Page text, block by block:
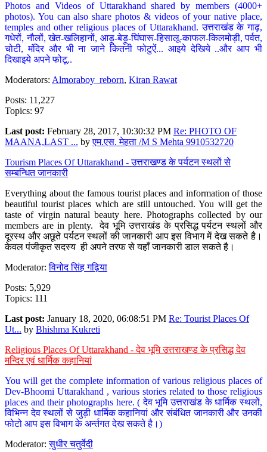
Photos and Videos of Uttarakhand shared by members (4000+
photos). You can also share photos & videos of your native place,
temples and other religious places of Uttarakhand. उत्तराखंड के गाढ़,
गधेरों, नौलों, खेत-खलिहानों, आड़ू-बेड़ू-घिंघारू-हिसालू-काफल-किलमोड़ी, पर्वत,
चोटी, मंदिर और भी ना जाने कितनी फोटुऐं... आइये देखिये ..और आप भी
दिखाइये अपने फोटू..
Moderators: Almoraboy_reborn, Kiran Rawat
Posts: 11,227
Topics: 97
Last post: February 28, 2017, 10:30:32 PM Re: PHOTO OF
MAANA,LAST ... byएम.एस. मेहता /M S Mehta 9910532720
Tourism Places Of Uttarakhand - उत्तराखण्ड के पर्यटन स्थलों से
सम्बन्धित जानकारी
Everything about the famous tourist places and information of those
beautiful tourist places which are still untouched. You will get the
taste of virgin natural beauty here. Photographs collected by our
members are in plenty. देव भूमि उत्तराखंड के प्रसिद्ध पर्यटन स्थलों और
दूरस्थ और अछूते पर्यटन स्थलों की जानकारी आप इस विभाग में देख सकते है।
केवल पंजीकृत सदस्य ही अपने तरफ से यहाँ जानकारी डाल सकते है।
Moderator:विनोद सिंह गढ़िया
Posts: 5,929
Topics: 111
Last post: January 18, 2020, 06:08:51 PM Re: Tourist Places Of
Ut... by Bhishma Kukreti
Religious Places Of Uttarakhand - देव भूमि उत्तराखण्ड के प्रसिद्ध देव
मन्दिर एवं धार्मिक कहानियां
You will get the complete information of various religious places of
Dev-Bhoomi Uttarakhand , various stories related to those religious
places and their photographs here. ( देव भूमि उत्तराखंड के धार्मिक स्थलों,
विभिन्न देव स्थलों से जुड़ी धार्मिक कहानियां और संबंधित जानकारी और उनकी
फोटो आप इस विभाग के अर्न्तगत देख सकते है।)
Moderator:सुधीर चतुर्वेदी